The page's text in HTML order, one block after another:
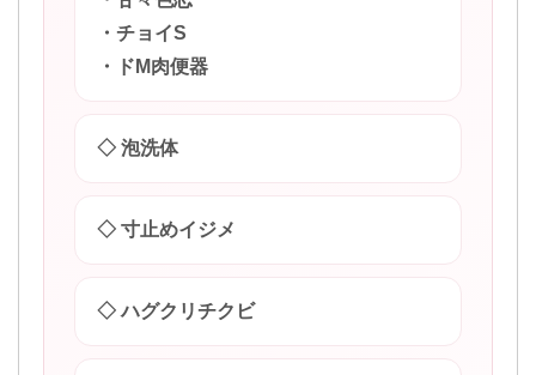
・チョイS
・ドM肉便器
◇ 泡洗体
◇ 寸止めイジメ
◇ ハグクリチクビ